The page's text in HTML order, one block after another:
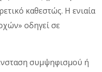
καθεστώς. Η ενιαία
οδηγεί σε
συμψηφισμού ή